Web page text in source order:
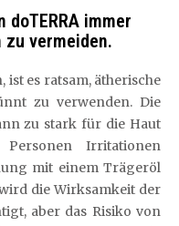
doTERRA immer
vermeiden.
es ratsam, ätherische
zu verwenden. Die
zu stark für die Haut
Irritationen
mit einem Trägeröl
die Wirksamkeit der
aber das Risiko von